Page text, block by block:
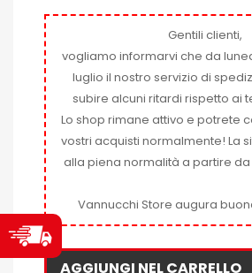
Gentili clienti,
vogliamo informarvi che da
luglio il nostro servizio di
subire alcuni ritardi rispetto ai
Lo shop rimane attivo e potrete
vostri acquisti normalmente! La
alla piena normalità a partire
Vannucchi Store augura
AGGIUNGI NEL CARRELLO